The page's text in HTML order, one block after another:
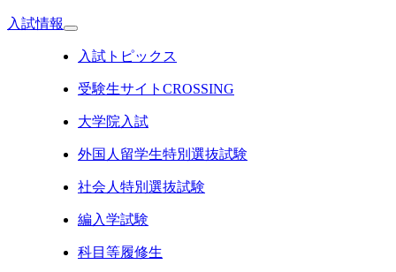
入試情報
入試トピックス
受験生サイトCROSSING
大学院入試
外国人留学生特別選抜試験
社会人特別選抜試験
編入学試験
科目等履修生